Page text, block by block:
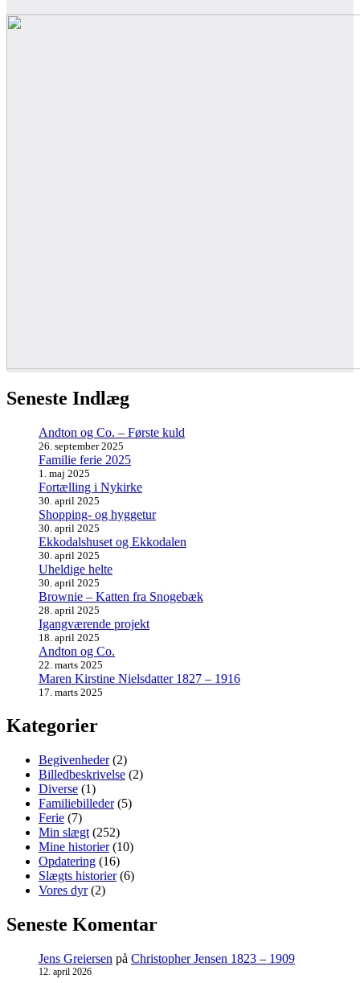
Seneste Indlæg
Andton og Co. – Første kuld
26. september 2025
Familie ferie 2025
1. maj 2025
Fortælling i Nykirke
30. april 2025
Shopping- og hyggetur
30. april 2025
Ekkodalshuset og Ekkodalen
30. april 2025
Uheldige helte
30. april 2025
Brownie – Katten fra Snogebæk
28. april 2025
Igangværende projekt
18. april 2025
Andton og Co.
22. marts 2025
Maren Kirstine Nielsdatter 1827 – 1916
17. marts 2025
Kategorier
Begivenheder(2)
Billedbeskrivelse (2)
Diverse (1)
Familiebilleder(5)
Ferie (7)
Min slægt (252)
Mine historier(10)
Opdatering (16)
Slægts historier(6)
Vores dyr(2)
Seneste Komentar
Jens Greiersen på Christopher Jensen 1823 – 1909
12. april 2026